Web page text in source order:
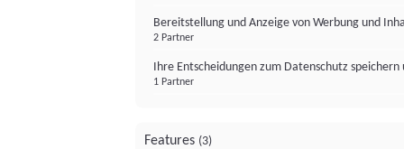
Bereitstellung und Anzeige von Werbung und
2 Partner
Ihre Entscheidungen zum Datenschutz
1 Partner
Features (3)